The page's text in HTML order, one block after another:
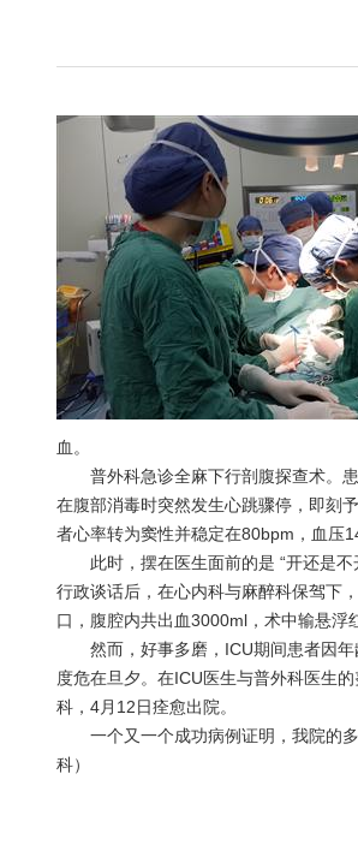
血。
普外科急诊全麻下行剖腹探查术。患
在腹部消毒时突然发生心跳骤停，即刻
者心率转为窦性并稳定在80bpm，血压
此时，摆在医生面前的是 “开还是不
行政谈话后，在心内科与麻醉科保驾下
口，腹腔内共出血3000ml，术中输悬浮
然而，好事多磨，ICU期间患者因年
度危在旦夕。在ICU医生与普外科医生
科，4月12日痊愈出院。
一个又一个成功病例证明，我院的多
科）